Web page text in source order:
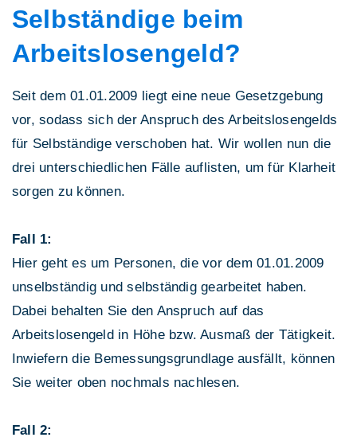
Selbständige beim
Arbeitslosengeld?
Seit dem 01.01.2009 liegt eine neue Gesetzgebung
vor, sodass sich der Anspruch des Arbeitslosengelds
für Selbständige verschoben hat. Wir wollen nun die
drei unterschiedlichen Fälle auflisten, um für Klarheit
sorgen zu können.
Fall 1:
Hier geht es um Personen, die vor dem 01.01.2009
unselbständig und selbständig gearbeitet haben.
Dabei behalten Sie den Anspruch auf das
Arbeitslosengeld in Höhe bzw. Ausmaß der Tätigkeit.
Inwiefern die Bemessungsgrundlage ausfällt, können
Sie weiter oben nochmals nachlesen.
Fall 2: